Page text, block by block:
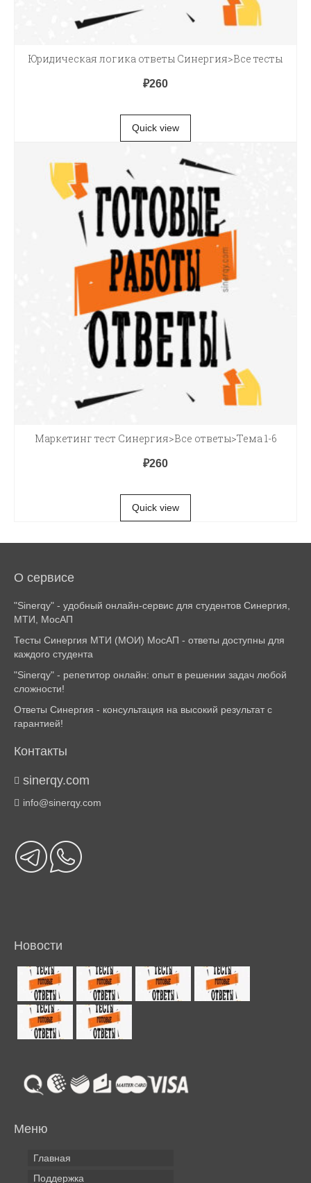
Юридическая логика ответы Синергия>Все тесты
₽260
Quick view
Маркетинг тест Синергия>Все ответы>Тема 1-6
₽260
Quick view
О сервисе
"Sinerqy" - удобный онлайн-сервис для студентов Синергия,
МТИ, МосАП
Тесты Синергия МТИ (МОИ) МосАП - ответы доступны для
каждого студента
"Sinerqy" - репетитор онлайн: опыт в решении задач любой
сложности!
Ответы Синергия - консультация на высокий результат с
гарантией!
Контакты
sinerqy.com
info@sinerqy.com
Новости
Меню
Главная
Поддержка